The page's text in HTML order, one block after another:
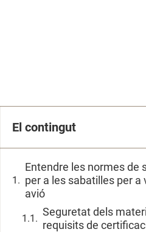
El contingut
Entendre les normes de
per a les sabatilles per a
avió
Seguretat dels
requisits de